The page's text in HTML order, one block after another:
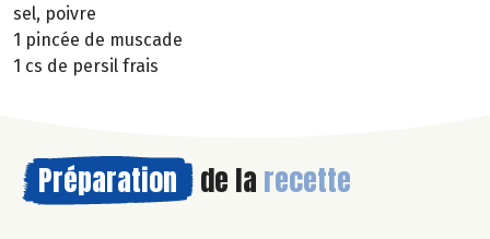
sel, poivre
1 pincée de muscade
1 cs de persil frais
Préparation de la recette